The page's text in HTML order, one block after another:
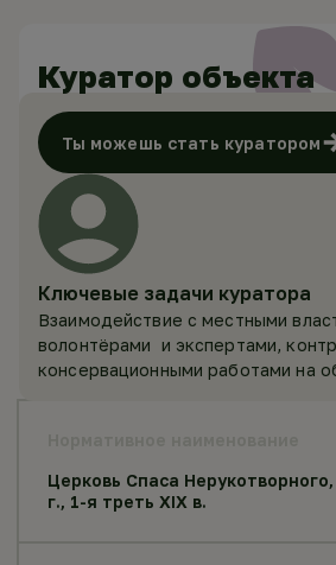
Церковь Спаса
г., 1-я треть XIX в.
Куратор объекта
Ты можешь стать куратором
Ключевые задачи куратора
Взаимодействие с местными
волонтёрами и экспертами,
консервационными работами на